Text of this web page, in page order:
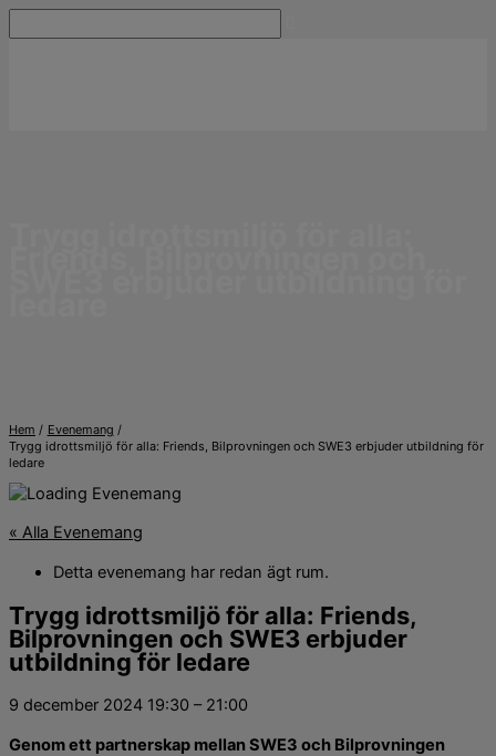
till
Hem
Evenemang
Trygg idrottsmiljö för alla: Friends, Bilprovningen och SWE3 erbjuder utbildning för
ledare
« Alla Evenemang
Detta evenemang har redan ägt rum.
Trygg idrottsmiljö för alla: Friends,
Bilprovningen och SWE3 erbjuder
utbildning för ledare
9 december 2024 19:30 – 21:00
Genom ett partnerskap mellan SWE3 och Bilprovningen